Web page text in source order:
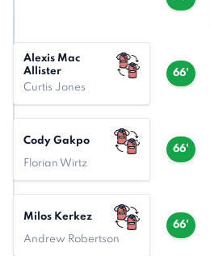
66'
Alexis Mac
Allister
Curtis Jones
66'
Cody Gakpo
Florian Wirtz
66'
Milos Kerkez
Andrew Robertson